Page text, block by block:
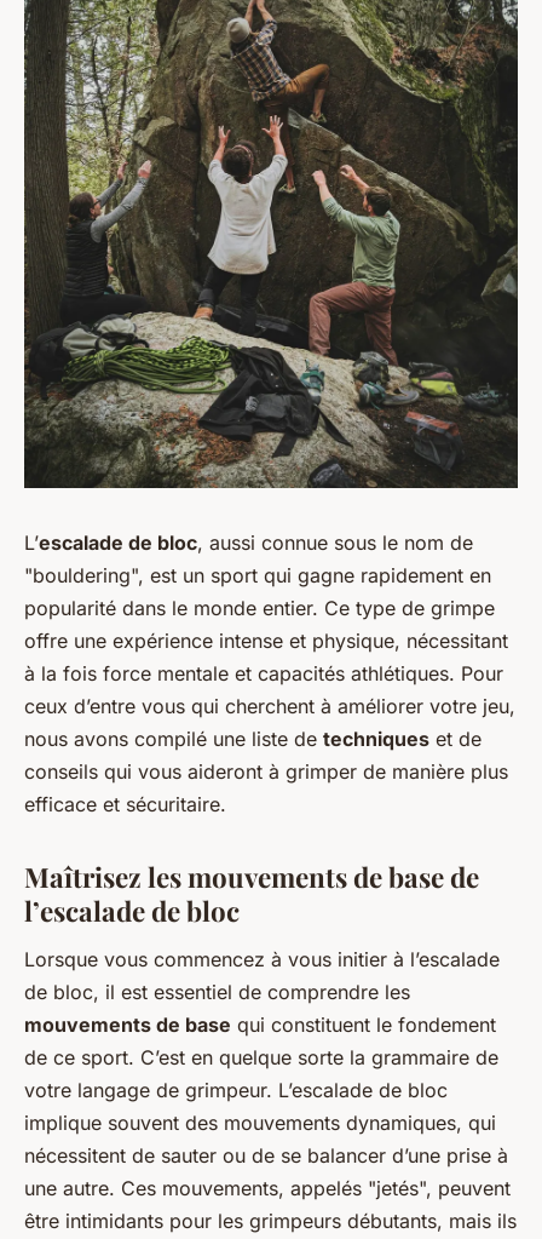
L’escalade de bloc, aussi connue sous le nom de
"bouldering", est un sport qui gagne rapidement en
popularité dans le monde entier. Ce type de grimpe
offre une expérience intense et physique, nécessitant
à la fois force mentale et capacités athlétiques. Pour
ceux d’entre vous qui cherchent à améliorer votre jeu,
nous avons compilé une liste de techniques et de
conseils qui vous aideront à grimper de manière plus
efficace et sécuritaire.
Maîtrisez les mouvements de base de
l’escalade de bloc
Lorsque vous commencez à vous initier à l’escalade
de bloc, il est essentiel de comprendre les
mouvements de base qui constituent le fondement
de ce sport. C’est en quelque sorte la grammaire de
votre langage de grimpeur. L’escalade de bloc
implique souvent des mouvements dynamiques, qui
nécessitent de sauter ou de se balancer d’une prise à
une autre. Ces mouvements, appelés "jetés", peuvent
être intimidants pour les grimpeurs débutants, mais ils